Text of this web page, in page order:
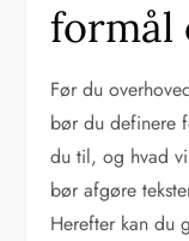
formål
Før du
bør du definere
du til, og hvad
bør afgøre
Herefter kan du